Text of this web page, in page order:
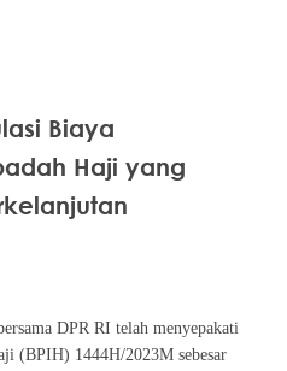
Biaya
Haji yang
DPR RI telah menyepakati
(BPIH) 1444H/2023M sebesar